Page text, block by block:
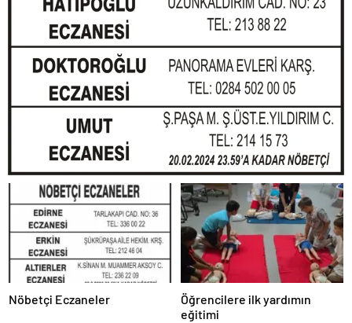
Nöbetçi Eczaneler
Öğrencilere ilk yardımın
eğitimi